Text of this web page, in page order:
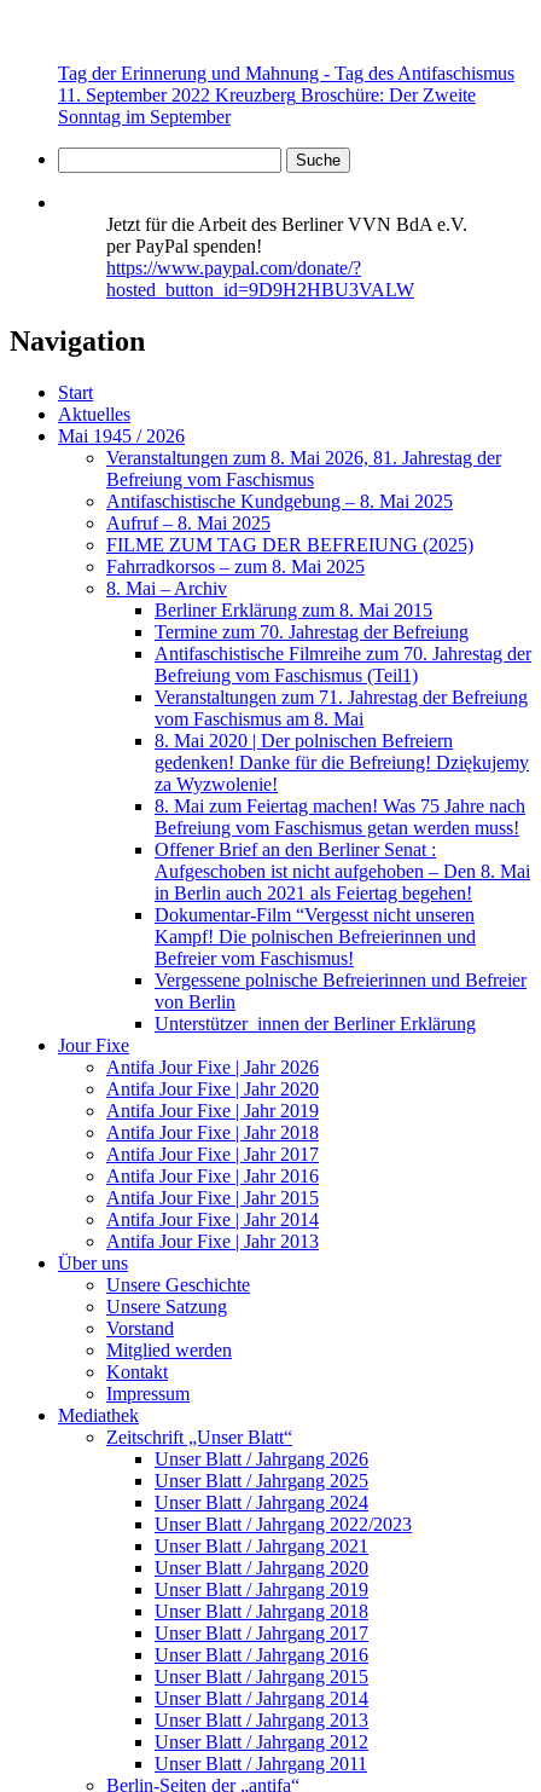
Tag der Erinnerung und Mahnung - Tag des Antifaschismus
11. September 2022 Kreuzberg Broschüre: Der Zweite
Sonntag im September
Jetzt für die Arbeit des Berliner VVN BdA e.V.
per PayPal spenden!
https://www.paypal.com/donate/?
hosted_button_id=9D9H2HBU3VALW
Navigation
Start
Aktuelles
Mai 1945 / 2026
Veranstaltungen zum 8. Mai 2026, 81. Jahrestag der
Befreiung vom Faschismus
Antifaschistische Kundgebung – 8. Mai 2025
Aufruf – 8. Mai 2025
FILME ZUM TAG DER BEFREIUNG (2025)
Fahrradkorsos – zum 8. Mai 2025
8. Mai – Archiv
Berliner Erklärung zum 8. Mai 2015
Termine zum 70. Jahrestag der Befreiung
Antifaschistische Filmreihe zum 70. Jahrestag der
Befreiung vom Faschismus (Teil1)
Veranstaltungen zum 71. Jahrestag der Befreiung
vom Faschismus am 8. Mai
8. Mai 2020 | Der polnischen Befreiern
gedenken! Danke für die Befreiung! Dziękujemy
za Wyzwolenie!
8. Mai zum Feiertag machen! Was 75 Jahre nach
Befreiung vom Faschismus getan werden muss!
Offener Brief an den Berliner Senat :
Aufgeschoben ist nicht aufgehoben – Den 8. Mai
in Berlin auch 2021 als Feiertag begehen!
Dokumentar-Film “Vergesst nicht unseren
Kampf! Die polnischen Befreierinnen und
Befreier vom Faschismus!
Vergessene polnische Befreierinnen und Befreier
von Berlin
Unterstützer_innen der Berliner Erklärung
Jour Fixe
Antifa Jour Fixe | Jahr 2026
Antifa Jour Fixe | Jahr 2020
Antifa Jour Fixe | Jahr 2019
Antifa Jour Fixe | Jahr 2018
Antifa Jour Fixe | Jahr 2017
Antifa Jour Fixe | Jahr 2016
Antifa Jour Fixe | Jahr 2015
Antifa Jour Fixe | Jahr 2014
Antifa Jour Fixe | Jahr 2013
Über uns
Unsere Geschichte
Unsere Satzung
Vorstand
Mitglied werden
Kontakt
Impressum
Mediathek
Zeitschrift „Unser Blatt“
Unser Blatt / Jahrgang 2026
Unser Blatt / Jahrgang 2025
Unser Blatt / Jahrgang 2024
Unser Blatt / Jahrgang 2022/2023
Unser Blatt / Jahrgang 2021
Unser Blatt / Jahrgang 2020
Unser Blatt / Jahrgang 2019
Unser Blatt / Jahrgang 2018
Unser Blatt / Jahrgang 2017
Unser Blatt / Jahrgang 2016
Unser Blatt / Jahrgang 2015
Unser Blatt / Jahrgang 2014
Unser Blatt / Jahrgang 2013
Unser Blatt / Jahrgang 2012
Unser Blatt / Jahrgang 2011
Berlin-Seiten der „antifa“